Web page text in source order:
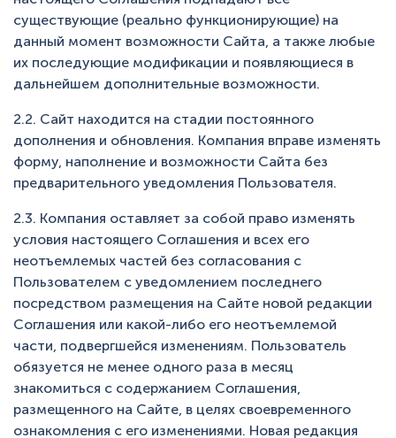
существующие (реально функционирующие) на
данный момент возможности Сайта, а также любые
их последующие модификации и появляющиеся в
дальнейшем дополнительные возможности.
2.2. Сайт находится на стадии постоянного
дополнения и обновления. Компания вправе изменять
форму, наполнение и возможности Сайта без
предварительного уведомления Пользователя.
2.3. Компания оставляет за собой право изменять
условия настоящего Соглашения и всех его
неотъемлемых частей без согласования с
Пользователем с уведомлением последнего
посредством размещения на Сайте новой редакции
Соглашения или какой-либо его неотъемлемой
части, подвергшейся изменениям. Пользователь
обязуется не менее одного раза в месяц
знакомиться с содержанием Соглашения,
размещенного на Сайте, в целях своевременного
ознакомления с его изменениями. Новая редакция